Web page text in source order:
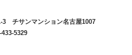
3 チサンマンション名古屋1007
5329